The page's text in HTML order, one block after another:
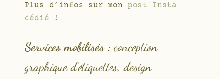
Plus d’infos sur mon post Insta
dédié !
Services mobilisés : conception
graphique d’étiquettes, design